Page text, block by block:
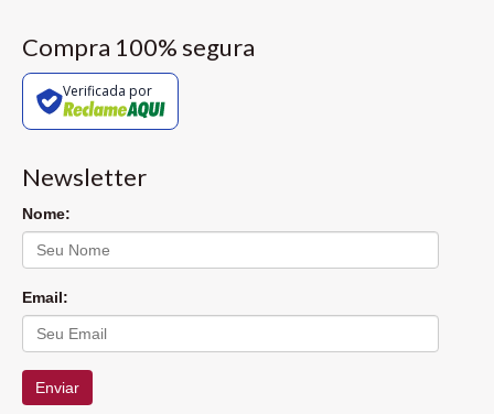
Compra 100% segura
Verificada por
Newsletter
Nome:
Email:
Enviar